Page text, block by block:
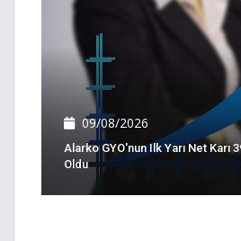
09/08/2026
Alarko GYO'nun Ilk Yarı Net Karı
Oldu